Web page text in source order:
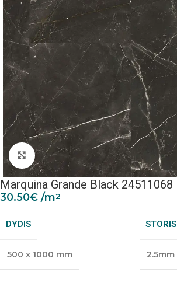
Padidinti nuotrauką
Marquina Grande Black 24511068
30.50€ /m2
DYDIS
500 x 1000 mm
STORIS
2.5mm